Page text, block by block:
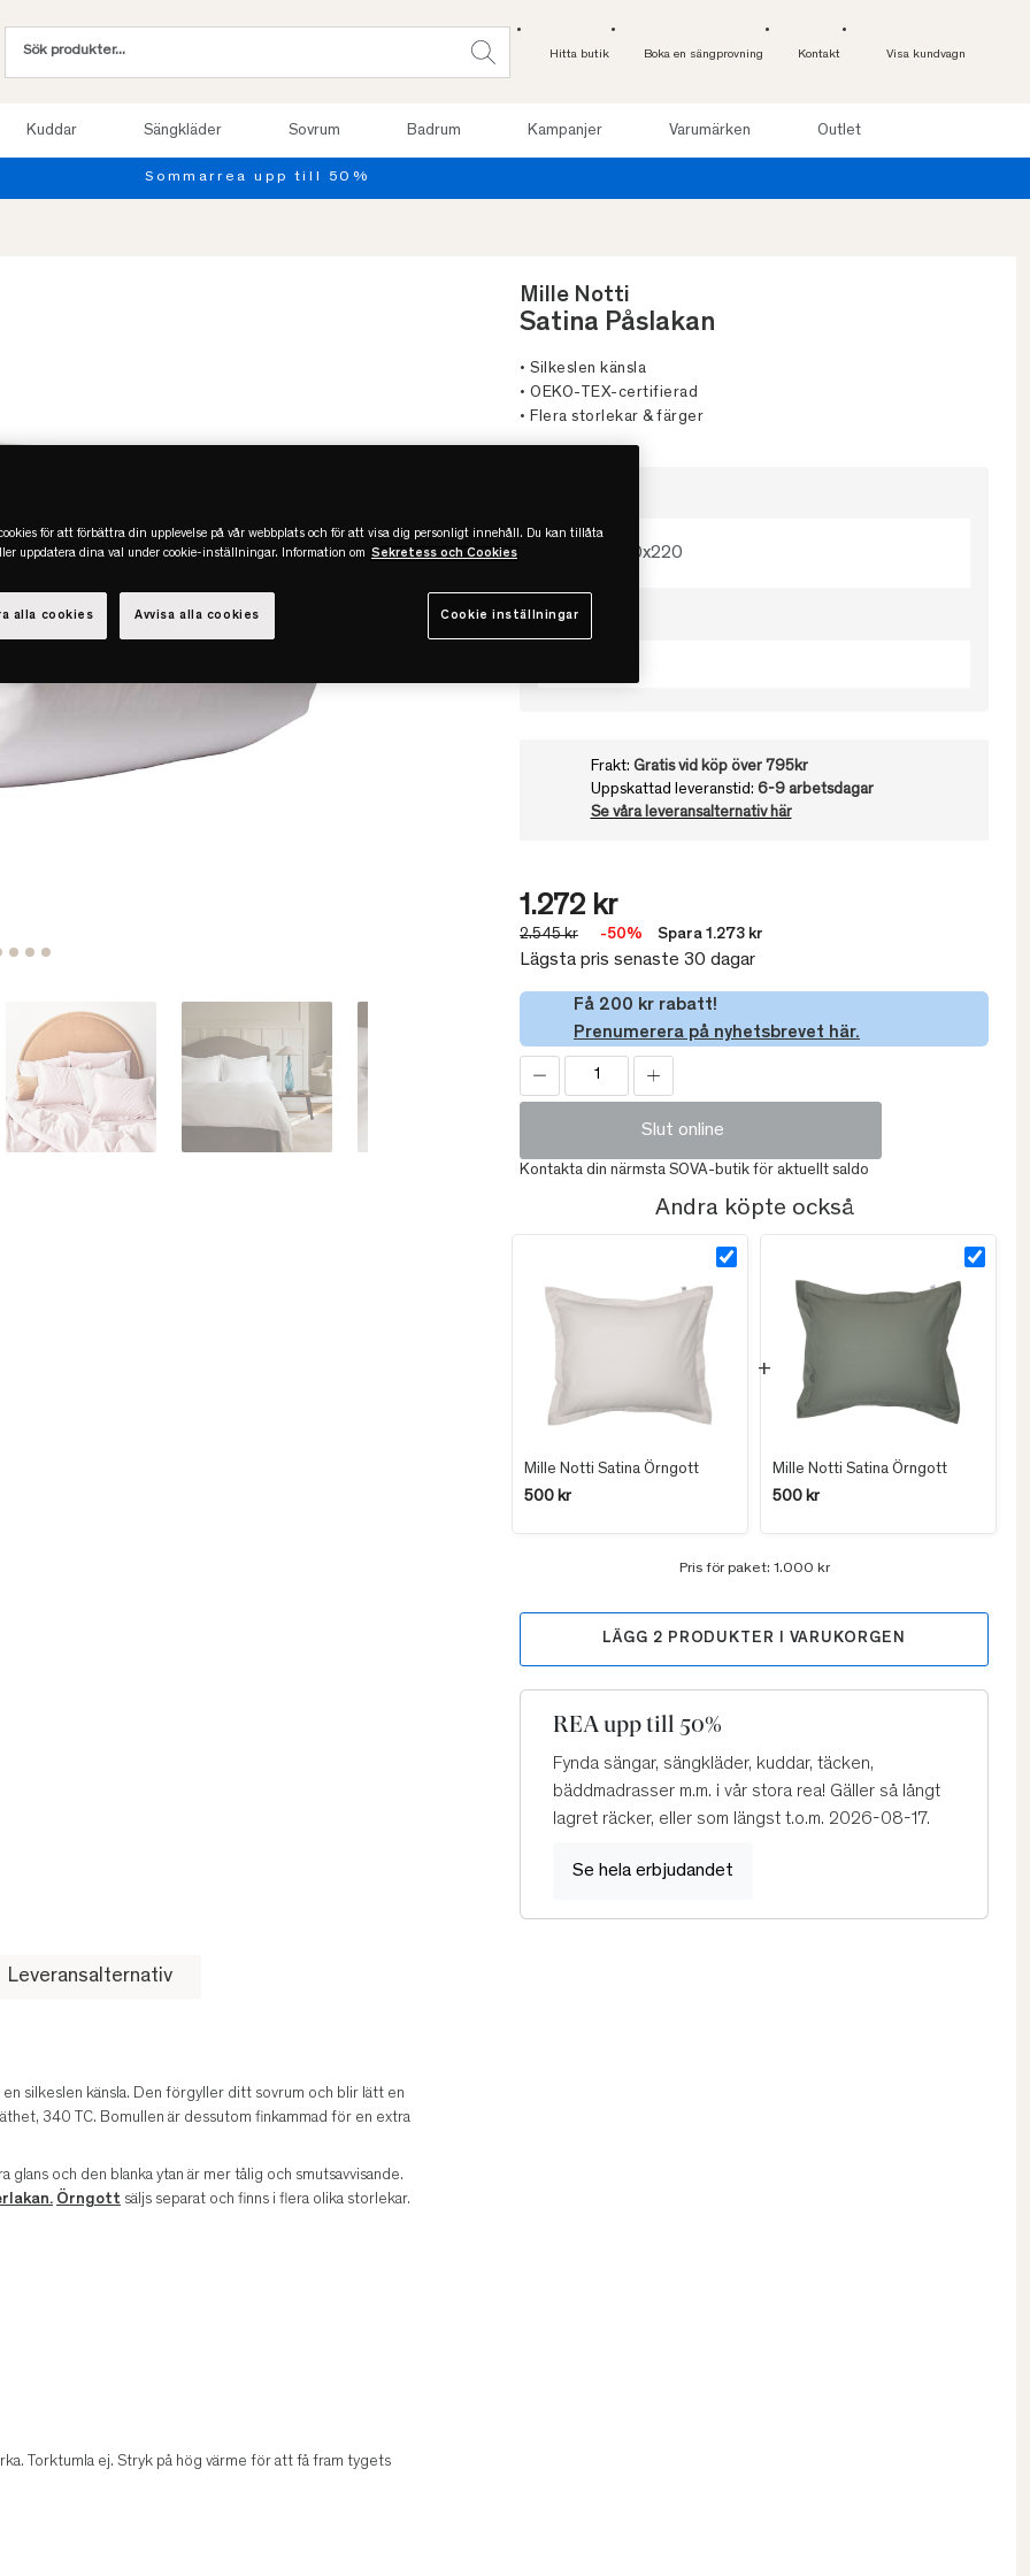
Hitta butik Boka en sängprovning Kontakt Visa kundvagn
Kuddar Sängkläder Sovrum Badrum Kampanjer Varumärken Outlet
Mille Notti
Satina Påslakan
• Silkeslen känsla
• OEKO-TEX-certifierad
• Flera storlekar & färger
220x220
Välj färg
Frakt: Gratis vid köp över 795kr
Uppskattad leveranstid: 6-9 arbetsdagar
Se våra leveransalternativ här
1.272 kr
2.545 kr -50% Spara 1.273 kr
Lägsta pris senaste 30 dagar
Få 200 kr rabatt!
Prenumerera på nyhetsbrevet här.
Slut online
Kontakta din närmsta SOVA-butik för aktuellt saldo
Andra köpte också
Mille Notti Satina Örngott
500 kr
Mille Notti Satina Örngott
500 kr
Pris för paket: 1.000 kr
LÄGG 2 PRODUKTER I VARUKORGEN
REA upp till 50%
Fynda sängar, sängkläder, kuddar, täcken,
bäddmadrasser m.m. i vår stora rea! Gäller så långt
lagret räcker, eller som längst t.o.m. 2026-08-17.
Se hela erbjudandet
Leveransalternativ
silkeslen känsla. Den förgyller ditt sovrum och blir lätt en
340 TC. Bomullen är dessutom finkammad för en extra
och den blanka ytan är mer tålig och smutsavvisande.
Örngott säljs separat och finns i flera olika storlekar.
Torktumla ej. Stryk på hög värme för att få fram tygets
för att förbättra din upplevelse på vår webbplats och för att visa dig personligt innehåll. Du kan tillåta
uppdatera dina val under cookie-inställningar. Information om Sekretess och Cookies
Cookie inställningar
Avvisa alla cookies
alla cookies